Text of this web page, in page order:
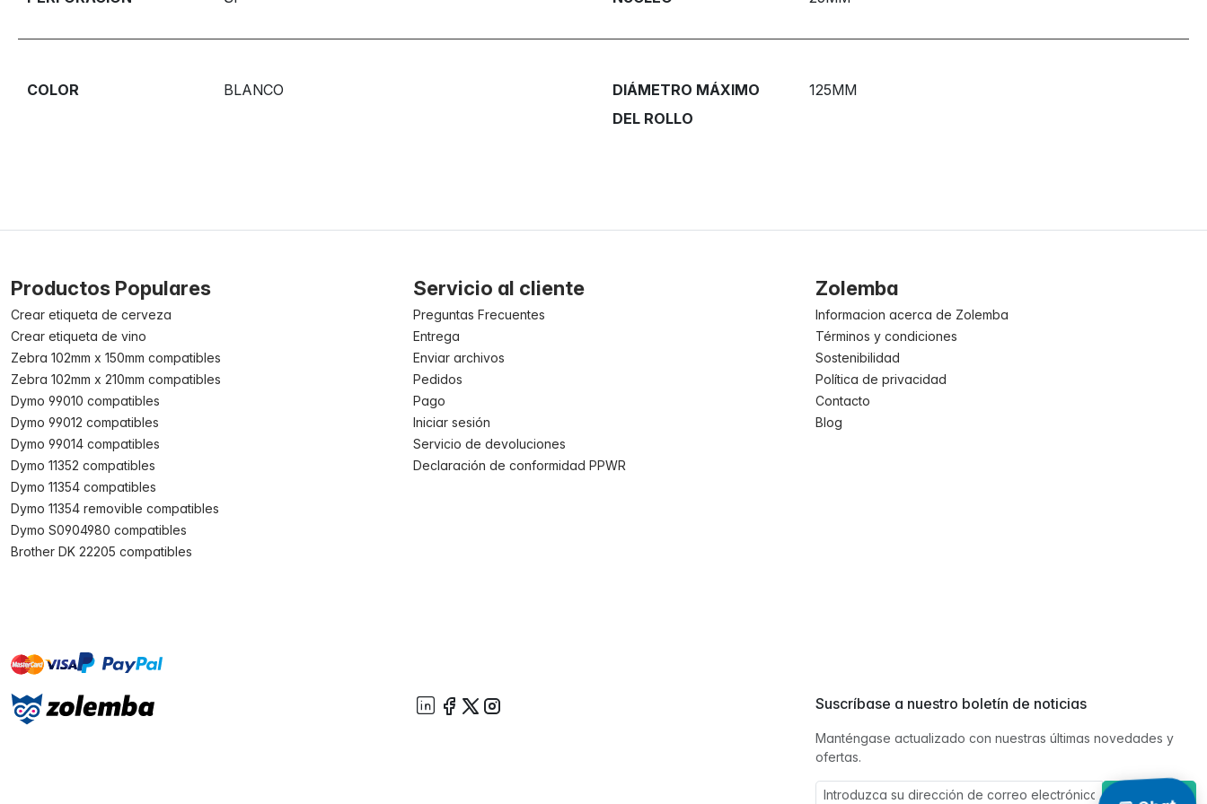
COLOR BLANCO
DIÁMETRO MÁXIMO
DEL ROLLO
125MM
Productos Populares
Crear etiqueta de cerveza
Crear etiqueta de vino
Zebra 102mm x 150mm compatibles
Zebra 102mm x 210mm compatibles
Dymo 99010 compatibles
Dymo 99012 compatibles
Dymo 99014 compatibles
Dymo 11352 compatibles
Dymo 11354 compatibles
Dymo 11354 removible compatibles
Dymo S0904980 compatibles
Brother DK 22205 compatibles
Servicio al cliente
Preguntas Frecuentes
Entrega
Enviar archivos
Pedidos
Pago
Iniciar sesión
Servicio de devoluciones
Declaración de conformidad PPWR
Zolemba
Informacion acerca de Zolemba
Términos y condiciones
Sostenibilidad
Política de privacidad
Contacto
Blog
mastervisa paypal
Suscríbase a nuestro boletín de noticias
Manténgase actualizado con nuestras últimas novedades y
ofertas.